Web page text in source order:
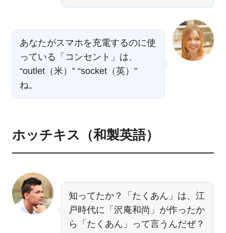
あなたがスマホを充電するのに使
っている「コンセント」は、
“outlet（米）” “socket（英）”
ね。
ホッチキス（和製英語）
知ってたか？「たくあん」は、江
戸時代に「沢庵和尚」が作ったか
ら「たくあん」って言うんだぜ？